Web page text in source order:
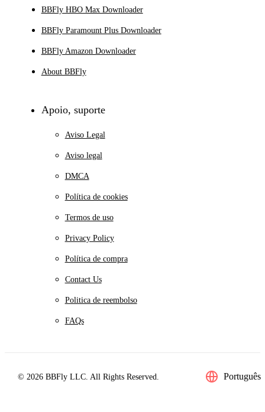
BBFly HBO Max Downloader
BBFly Paramount Plus Downloader
BBFly Amazon Downloader
About BBFly
Apoio, suporte
Aviso Legal
Aviso legal
DMCA
Política de cookies
Termos de uso
Privacy Policy
Política de compra
Contact Us
Politica de reembolso
FAQs
© 2026 BBFly LLC. All Rights Reserved. Português